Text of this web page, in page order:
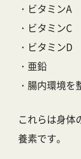
・ビタミンA
・ビタミンC
・ビタミンD
・亜鉛
・腸内環境を
これらは身体
養素です。